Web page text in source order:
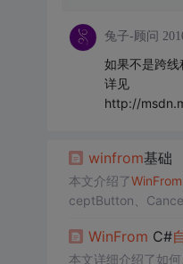
兔子-顾问
如果不是跨线
详见
http://
winfrom基础
本文介绍了WinFrom
ceptButton、
WinFrom C#
本文详细介绍了如